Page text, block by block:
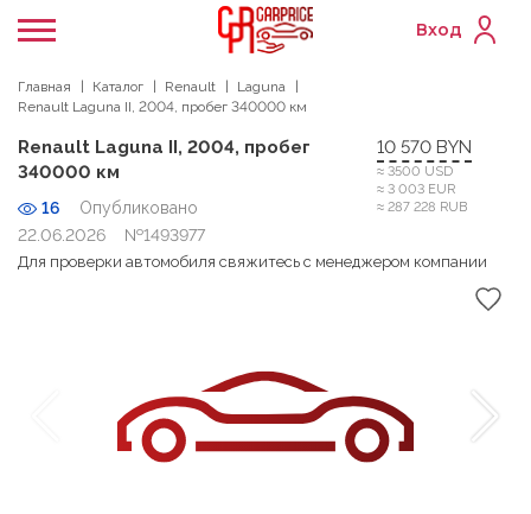
Вход
Главная Каталог Renault
Laguna
Renault Laguna II, 2004, пробег 340000 км
Renault Laguna II, 2004, пробег
340000 км
16
Опубликовано
22.06.2026
№1493977
10 570 BYN
≈ 3500 USD
≈ 3 003 EUR
≈ 287 228 RUB
Для проверки автомобиля свяжитесь с менеджером компании